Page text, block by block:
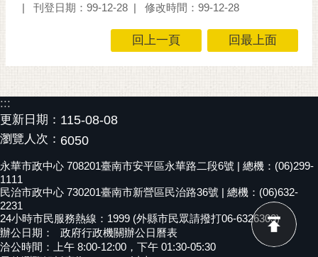
刊登日期：99-12-28
修改時間：99-12-28
回上一頁 回最上面
:::
更新日期： 115-08-08
瀏覽人次： 6050
永華市政中心 708201臺南市安平區永華路二段6號 | 總機：(06)299-
1111
民治市政中心 730201臺南市新營區民治路36號 | 總機：(06)632-
2231
24小時市民服務熱線：1999 (外縣市民眾請撥打06-6326303)
辦公日期：
政府行政機關辦公日曆表
洽公時間：上午 8:00-12:00，下午 01:30-05:30